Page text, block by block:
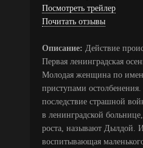
Посмотреть трейлер
Почитать отзывы
Описание: Действие
Первая ленинградская
Молодая женщина по
приступами остолбенения.
последствие страшной
в ленинградской
роста, называют Дылдой.
воспитывающая